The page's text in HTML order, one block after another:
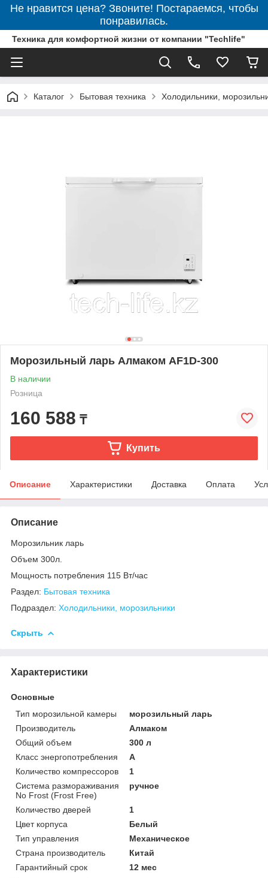
Не нравится цена? Звоните! Постараемся, чтобы
понравилась.
Техника для комфортной жизни от компании "Techlife"
Каталог Бытовая техника Холодильники,
Морозильный ларь Алмаком AF1D-300
В наличии
Розница
160 588 ₸
Купить
Описание Характеристики Доставка Оплата
Описание
Морозильник ларь
Объем 300л.
Мощность потребления 115 Вт/час
Раздел: Бытовая техника
Подраздел: Холодильники, морозильники
Скрыть
Характеристики
Основные
Тип морозильной камеры
морозильный ларь
Производитель
Алмаком
Общий объем
300 л
Класс энергопотребления
A
Количество компрессоров
1
Система размораживания
No Frost (Frost Free)
ручное
Количество дверей
1
Цвет корпуса
Белый
Тип управления
Механическое
Страна производитель
Китай
Гарантийный срок
12 мес